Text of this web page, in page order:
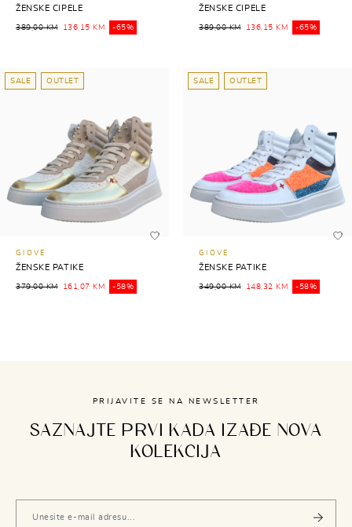
ŽENSKE CIPELE
389,00 KM 136,15 KM -65%
ŽENSKE CIPELE
389,00 KM 136,15 KM -65%
SALE OUTLET
GIOVE
ŽENSKE PATIKE
379,00 KM 161,07 KM -58%
SALE OUTLET
GIOVE
ŽENSKE PATIKE
349,00 KM 148,32 KM -58%
PRIJAVITE SE NA NEWSLETTER
SAZNAJTE PRVI KADA IZAĐE NOVA
KOLEKCIJA